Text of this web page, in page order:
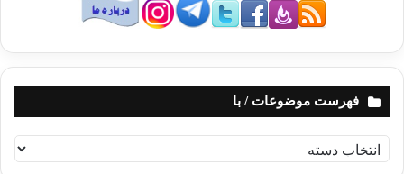
فهرست موضوعات / با
ه